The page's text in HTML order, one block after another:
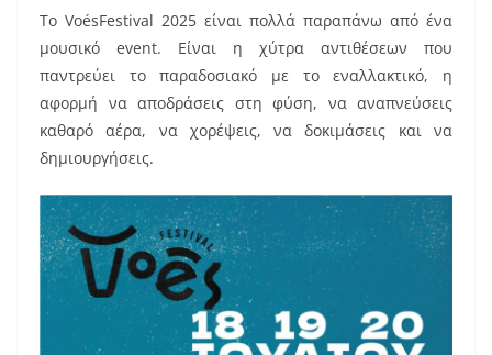
Το VoésFestival 2025 είναι πολλά παραπάνω από ένα
μουσικό event. Είναι η χύτρα αντιθέσεων που
παντρεύει το παραδοσιακό με το εναλλακτικό, η
αφορμή να αποδράσεις στη φύση, να αναπνεύσεις
καθαρό αέρα, να χορέψεις, να δοκιμάσεις και να
δημιουργήσεις.